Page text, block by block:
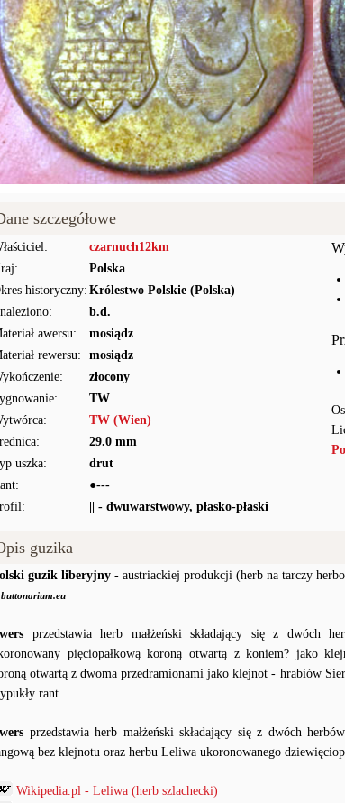
szczegółowe
czarnuch12km
Polska
historyczny: Królestwo Polskie (Polska)
b.d.
awersu:
mosiądz
rewersu:
mosiądz
złocony
TW
TW (Wien)
29.0 mm
uszka:
drut
●---
|| - dwuwarstwowy, płasko-płaski
guzika
guzik liberyjny - austriackiej produkcji (herb na tarczy
przedstawia herb małżeński składający się z dwóch
pięciopałkową koroną otwartą z koniem? jako
otwartą z dwoma przedramionami jako klejnot - hrabiów
rant.
przedstawia herb małżeński składający się z dwóch
bez klejnotu oraz herbu Leliwa ukoronowanego
Wikipedia.pl - Leliwa (herb szlachecki)